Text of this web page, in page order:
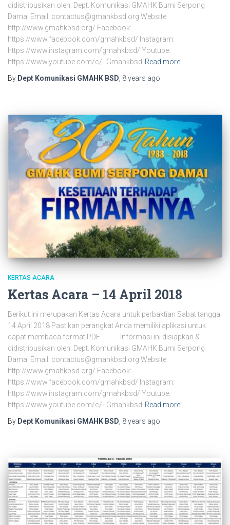
didistribusikan oleh: Dept. Komunikasi GMAHK Bumi Serpong
Damai Email: contactus@gmahkbsd.org Website:
http://www.gmahkbsd.org/ Facebook:
https://www.facebook.com/gmahkbsd/ Instagram:
https://www.instagram.com/gmahkbsd/ Youtube:
https://www.youtube.com/c/+Gmahkbsd Read more…
By Dept Komunikasi GMAHK BSD 8 years ago
KERTAS ACARA
Kertas Acara – 14 April 2018
Berikut ini merupakan Kertas Acara untuk perbaktian Sabat tanggal
14 April 2018 Pastikan perangkat Anda memiliki aplikasi untuk
dapat membaca format PDF Informasi ini disiapkan &
didistribusikan oleh: Dept. Komunikasi GMAHK Bumi Serpong
Damai Email: contactus@gmahkbsd.org Website:
http://www.gmahkbsd.org/ Facebook:
https://www.facebook.com/gmahkbsd/ Instagram:
https://www.instagram.com/gmahkbsd/ Youtube:
https://www.youtube.com/c/+Gmahkbsd Read more…
By Dept Komunikasi GMAHK BSD, 8 years ago